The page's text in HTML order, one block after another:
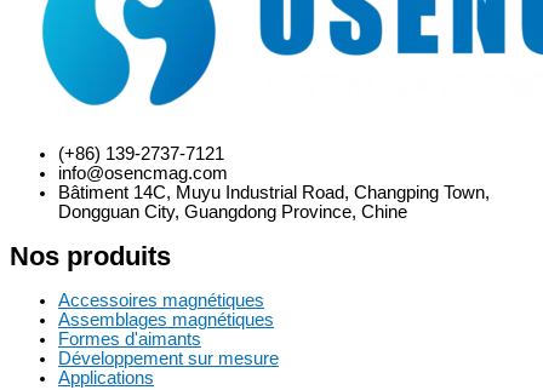
(+86) 139-2737-7121
info@osencmag.com
Bâtiment 14C, Muyu Industrial Road, Changping Town,
Dongguan City, Guangdong Province, Chine
Nos produits
Accessoires magnétiques
Assemblages magnétiques
Formes d'aimants
Développement sur mesure
Applications